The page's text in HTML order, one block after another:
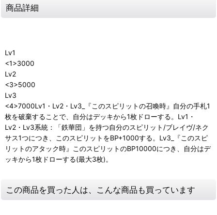
商品詳細
Lv1
<1>3000
Lv2
<3>5000
Lv3
<4>7000Lv1・Lv2・Lv3_『このスピリットの召喚時』自分の手札1
枚を破棄することで、自分はデッキから1枚ドローする。Lv1・
Lv2・Lv3系統：「鉄華団」を持つ自分のスピリット/ブレイヴ/ネク
サス1つにつき、このスピリットをBP+1000する。Lv3_『このスピ
リットのアタック時』このスピリットのBP10000につき、自分はデ
ッキから1枚ドローする(最大3枚)。
この商品を買った人は、こんな商品も買っています